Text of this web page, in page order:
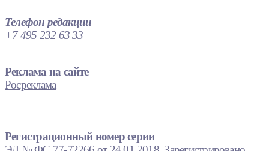
Телефон редакции
+7 495 232 63 33
Реклама на сайте
Росреклама
Регистрационный номер серии